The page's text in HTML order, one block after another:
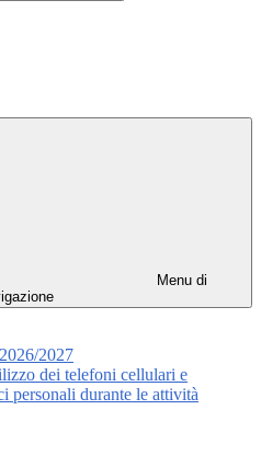
Menu di
2027
dei telefoni cellulari e
personali durante le attività